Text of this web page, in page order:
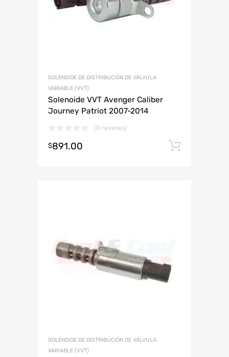
SOLENOIDE DE DISTRIBUCIÓN DE VÁLVULA
VARIABLE (VVT)
Solenoide VVT Avenger Caliber
Journey Patriot 2007-2014
(0 reviews)
$891.00
SOLENOIDE DE DISTRIBUCIÓN DE VÁLVULA
VARIABLE (VVT)